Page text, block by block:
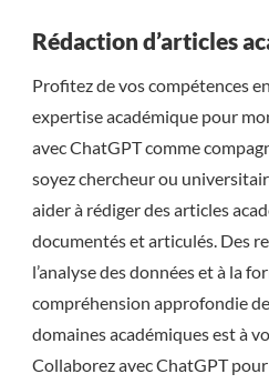
Rédaction d’articles
Profitez de vos compétences
expertise académique pour
avec ChatGPT comme
soyez chercheur ou
aider à rédiger des articles
documentés et articulés. Des
l’analyse des données et à la
compréhension approfondie
domaines académiques est à
Collaborez avec ChatGPT